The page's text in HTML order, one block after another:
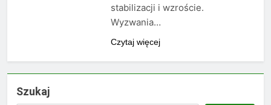
stabilizacji i wzroście.
Wyzwania…
Czytaj więcej
Szukaj